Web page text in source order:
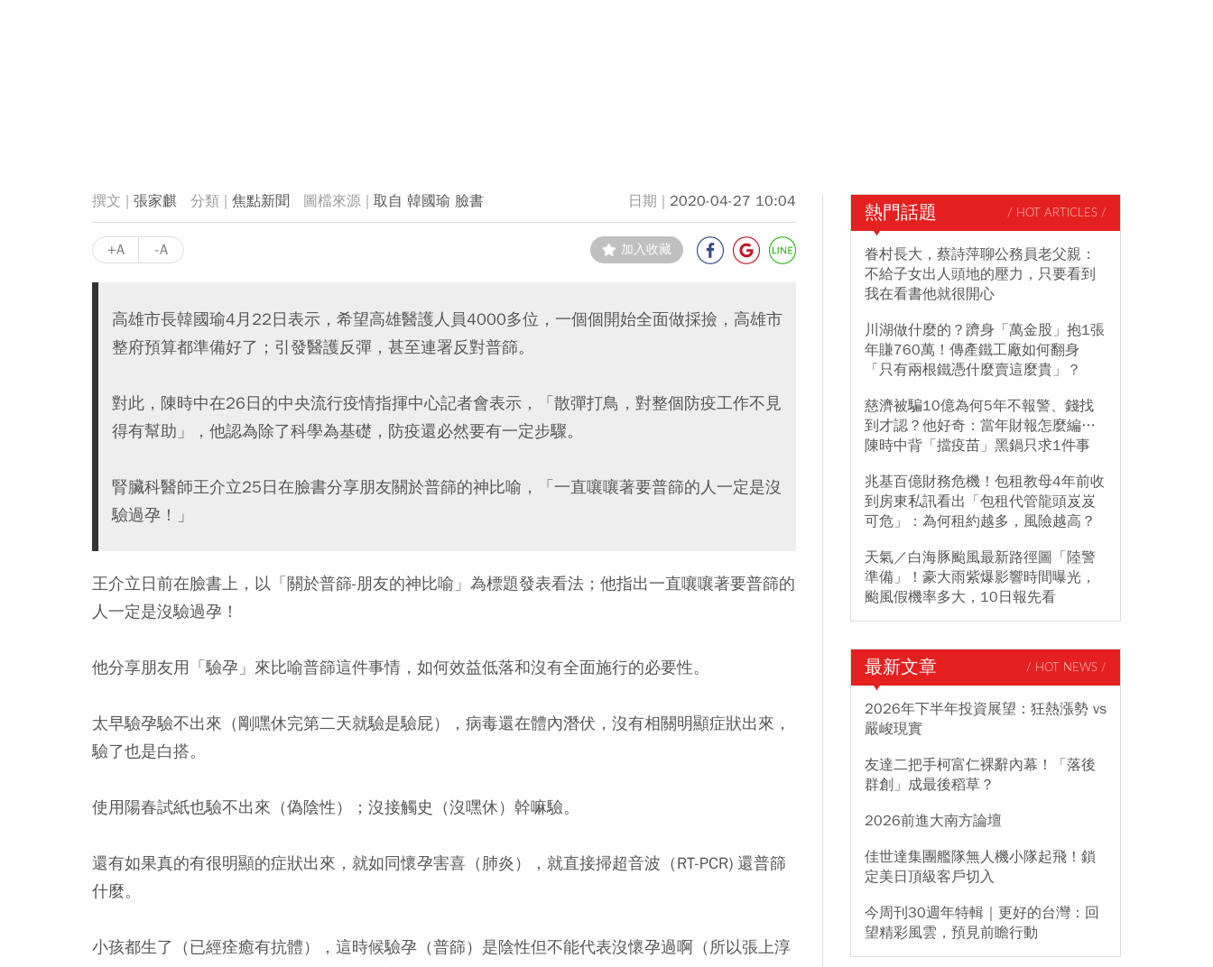
張家麒 焦點新聞 取自 韓國瑜 臉書 2020-04-27 10:04
+A -A 加入收藏
高雄市長韓國瑜4月22日表示，希望高雄醫護人員4000多位，一個個開始全面做採撿，高雄市
整府預算都準備好了；引發醫護反彈，甚至連署反對普篩。
對此，陳時中在26日的中央流行疫情指揮中心記者會表示，「散彈打鳥，對整個防疫工作不見
得有幫助」，他認為除了科學為基礎，防疫還必然要有一定步驟。
腎臟科醫師王介立25日在臉書分享朋友關於普篩的神比喻，「一直嚷嚷著要普篩的人一定是沒
驗過孕！」
王介立日前在臉書上，以「關於普篩-朋友的神比喻」為標題發表看法；他指出一直嚷嚷著要普篩的
人一定是沒驗過孕！
他分享朋友用「驗孕」來比喻普篩這件事情，如何效益低落和沒有全面施行的必要性。
太早驗孕驗不出來（剛嘿休完第二天就驗是驗屁），病毒還在體內潛伏，沒有相關明顯症狀出來，
驗了也是白搭。
使用陽春試紙也驗不出來（偽陰性）；沒接觸史（沒嘿休）幹嘛驗。
還有如果真的有很明顯的症狀出來，就如同懷孕害喜（肺炎），就直接掃超音波（RT-PCR) 還普篩
什麼。
小孩都生了（已經痊癒有抗體），這時候驗孕（普篩）是陰性但不能代表沒懷孕過啊（所以張上淳
熱門話題 / HOT ARTICLES /
眷村長大，蔡詩萍聊公務員老父親：
不給子女出人頭地的壓力，只要看到
我在看書他就很開心
川湖做什麼的？躋身「萬金股」抱1張
年賺760萬！傳產鐵工廠如何翻身
「只有兩根鐵憑什麼賣這麼貴」？
慈濟被騙10億為何5年不報警、錢找
到才認？他好奇：當年財報怎麼編…
陳時中背「擋疫苗」黑鍋只求1件事
兆基百億財務危機！包租教母4年前收
到房東私訊看出「包租代管龍頭岌岌
可危」：為何租約越多，風險越高？
天氣／白海豚颱風最新路徑圖「陸警
準備」！豪大雨紫爆影響時間曝光，
颱風假機率多大，10日報先看
最新文章 / HOT NEWS /
2026年下半年投資展望：狂熱漲勢 vs
嚴峻現實
友達二把手柯富仁裸辭內幕！「落後
群創」成最後稻草？
2026前進大南方論壇
佳世達集團艦隊無人機小隊起飛！鎖
定美日頂級客戶切入
今周刊30週年特輯｜更好的台灣：回
望精彩風雲，預見前瞻行動